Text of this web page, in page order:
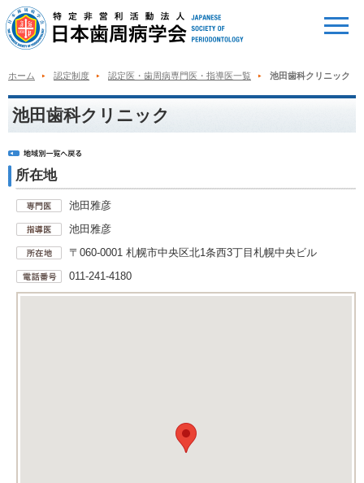
ホーム 認定制度 認定医・歯周病専門医・指導医一覧 池田歯科クリニック
池田歯科クリニック
所在地
池田雅彦
池田雅彦
〒060-0001 札幌市中央区北1条西3丁目札幌中央ビル
011-241-4180